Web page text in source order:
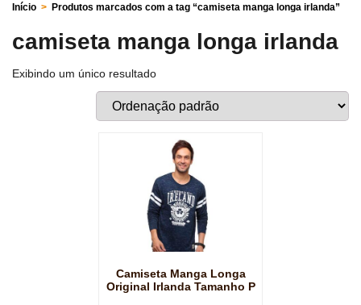
Início > Produtos marcados com a tag “camiseta manga longa irlanda”
camiseta manga longa irlanda
Exibindo um único resultado
Camiseta Manga Longa
Original Irlanda Tamanho P